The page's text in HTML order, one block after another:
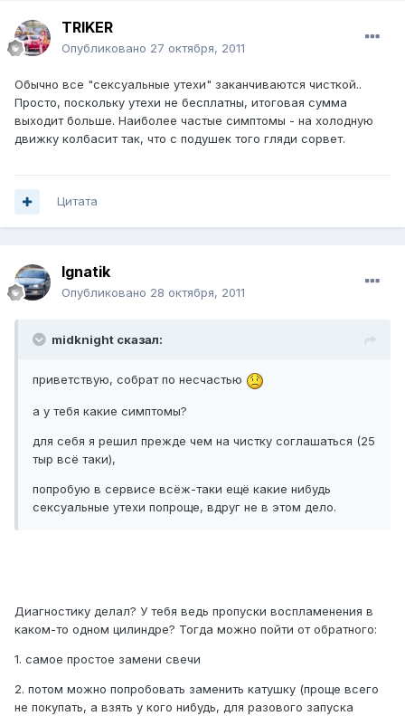
TRIKER
Опубликовано 27 октября, 2011
Обычно все "сексуальные утехи" заканчиваются чисткой..
Просто, поскольку утехи не бесплатны, итоговая сумма
выходит больше. Наиболее частые симптомы - на холодную
движку колбасит так, что с подушек того гляди сорвет.
Цитата
Ignatik
Опубликовано 28 октября, 2011
midknight сказал:
приветствую, собрат по несчастью
а у тебя какие симптомы?
для себя я решил прежде чем на чистку соглашаться (25
тыр всё таки),
попробую в сервисе всёж-таки ещё какие нибудь
сексуальные утехи попроще, вдруг не в этом дело.
Диагностику делал? У тебя ведь пропуски воспламенения в
каком-то одном цилиндре? Тогда можно пойти от обратного:
1. самое простое замени свечи
2. потом можно попробовать заменить катушку (проще всего
не покупать, а взять у кого нибудь, для разового запуска